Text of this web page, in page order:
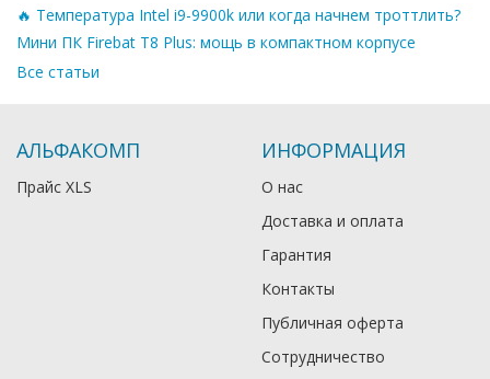
🔥 Температура Intel i9-9900k или когда начнем троттлить?
Мини ПК Firebat T8 Plus: мощь в компактном корпусе
Все статьи
АЛЬФАКОМП
Прайс XLS
ИНФОРМАЦИЯ
О нас
Доставка и оплата
Гарантия
Контакты
Публичная оферта
Сотрудничество